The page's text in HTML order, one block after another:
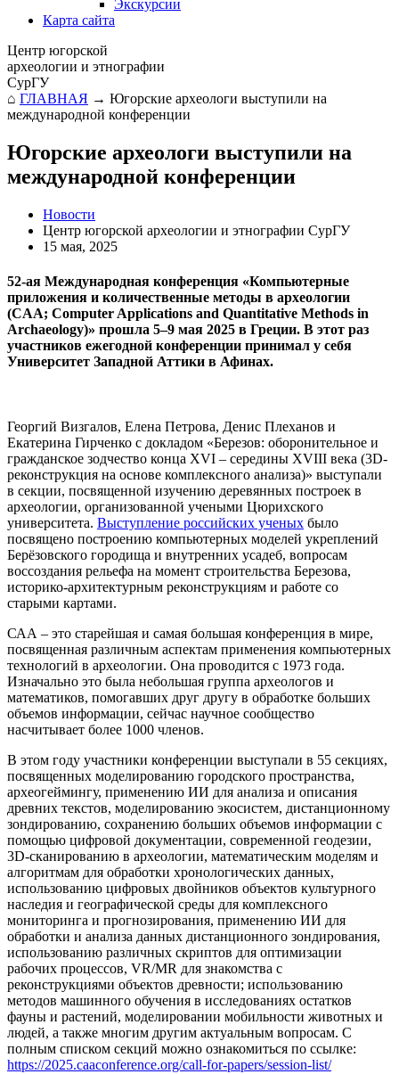
Экскурсии
Карта сайта
Центр югорской
археологии и этнографии
СурГУ
⌂ ГЛАВНАЯ → Югорские археологи выступили на
международной конференции
Югорские археологи выступили на
международной конференции
Новости
Центр югорской археологии и этнографии СурГУ
15 мая, 2025
52-ая Международная конференция «Компьютерные
приложения и количественные методы в археологии
(CAA; Computer Applications and Quantitative Methods in
Archaeology)» прошла 5–9 мая 2025 в Греции. В этот раз
участников ежегодной конференции принимал у себя
Университет Западной Аттики в Афинах.
Георгий Визгалов, Елена Петрова, Денис Плеханов и
Екатерина Гирченко с докладом «Березов: оборонительное и
гражданское зодчество конца XVI – середины XVIII века (3D-
реконструкция на основе комплексного анализа)» выступали
в секции, посвященной изучению деревянных построек в
археологии, организованной учеными Цюрихского
университета. Выступление российских ученых было
посвящено построению компьютерных моделей укреплений
Берёзовского городища и внутренних усадеб, вопросам
воссоздания рельефа на момент строительства Березова,
историко-архитектурным реконструкциям и работе со
старыми картами.
САА – это старейшая и самая большая конференция в мире,
посвященная различным аспектам применения компьютерных
технологий в археологии. Она проводится с 1973 года.
Изначально это была небольшая группа археологов и
математиков, помогавших друг другу в обработке больших
объемов информации, сейчас научное сообщество
насчитывает более 1000 членов.
В этом году участники конференции выступали в 55 секциях,
посвященных моделированию городского пространства,
археогеймингу, применению ИИ для анализа и описания
древних текстов, моделированию экосистем, дистанционному
зондированию, сохранению больших объемов информации с
помощью цифровой документации, современной геодезии,
3D-сканированию в археологии, математическим моделям и
алгоритмам для обработки хронологических данных,
использованию цифровых двойников объектов культурного
наследия и географической среды для комплексного
мониторинга и прогнозирования, применению ИИ для
обработки и анализа данных дистанционного зондирования,
использованию различных скриптов для оптимизации
рабочих процессов, VR/MR для знакомства с
реконструкциями объектов древности; использованию
методов машинного обучения в исследованиях остатков
фауны и растений, моделировании мобильности животных и
людей, а также многим другим актуальным вопросам. С
полным списком секций можно ознакомиться по ссылке:
https://2025.caaconference.org/call-for-papers/session-list/